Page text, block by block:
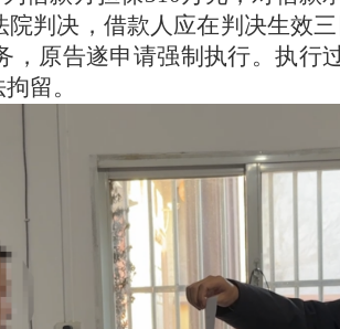
判决，借款人应在判决生效
原告遂申请强制执行。执行
留。